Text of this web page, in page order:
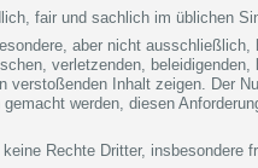
fair und sachlich im üblichen
aber nicht
verletzenden, beleidigenden,
Inhalt zeigen. Der
werden, diesen
Rechte Dritter, insbesondere